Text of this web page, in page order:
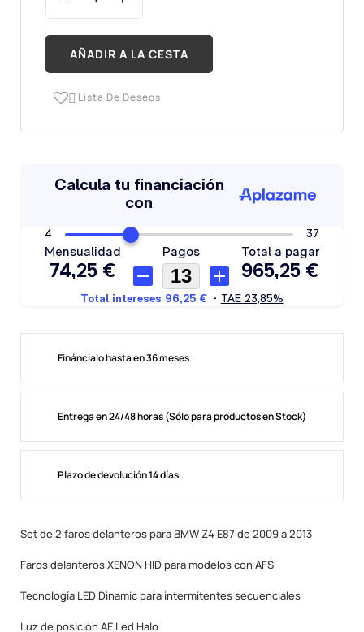
AÑADIR A LA CESTA
 Lista De Deseos
Fináncialo hasta en 36 meses
Entrega en 24/48 horas (Sólo para productos en Stock)
Plazo de devolución 14 días
Set de 2 faros delanteros para BMW Z4 E87 de 2009 a 2013
Faros delanteros XENON HID para modelos con AFS
Tecnología LED Dinamic para intermitentes secuenciales
Luz de posición AE Led Halo